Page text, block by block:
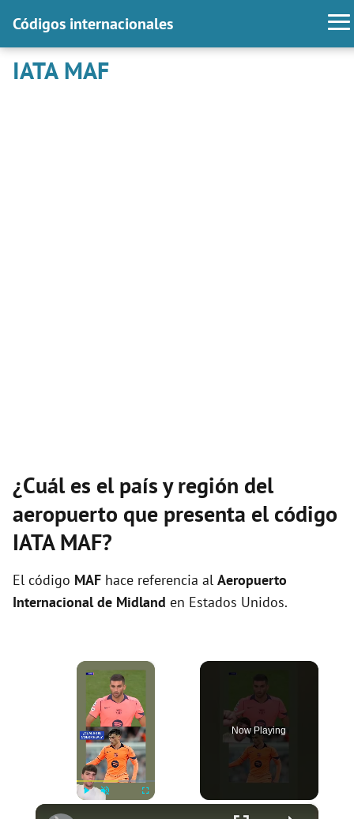
Códigos internacionales
IATA MAF
¿Cuál es el país y región del
aeropuerto que presenta el código
IATA MAF?
El código MAF hace referencia al Aeropuerto
Internacional de Midland en Estados Unidos.
×
Now Playing
×